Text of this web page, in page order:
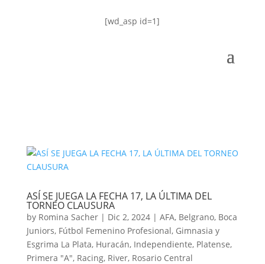
[wd_asp id=1]
ASÍ SE JUEGA LA FECHA 17, LA ÚLTIMA DEL
TORNEO CLAUSURA
by Romina Sacher| Dic 2, 2024| AFA, Belgrano, Boca
Juniors, Fútbol Femenino Profesional, Gimnasia y
Esgrima La Plata, Huracán, Independiente, Platense,
Primera "A", Racing, River, Rosario Central